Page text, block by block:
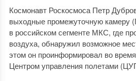
Космонавт Роскосмоса Петр
выходные промежуточную камеру
в российском сегменте МКС, где
воздуха, обнаружил возможное
этом он проинформировал во
Центром управления полетами